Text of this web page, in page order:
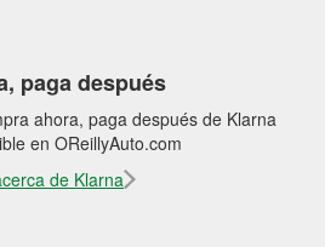
paga después
ahora, paga después de Klarna
en OReillyAuto.com
de Klarna